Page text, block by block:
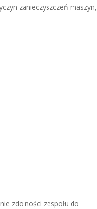
zanieczyszczeń maszyn,
zdolności zespołu do